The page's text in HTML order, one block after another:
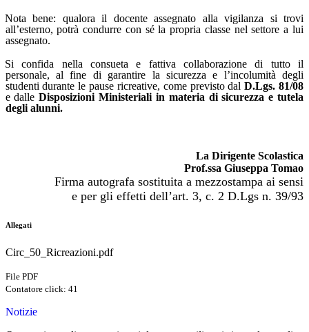
Nota bene: qualora il docente assegnato alla vigilanza si trovi
all’esterno, potrà condurre con sé la propria classe nel settore a lui
assegnato.
Si confida nella consueta e fattiva collaborazione di tutto il
personale, al fine di garantire la sicurezza e l’incolumità degli
studenti durante le pause ricreative, come previsto dalD.Lgs. 81/08
e dalleDisposizioni Ministeriali in materia di sicurezza e tutela
degli alunni.
La Dirigente Scolastica
Prof.ssa Giuseppa Tomao
Firma autografa sostituita a mezzostampa ai sensi
e per gli effetti dell’art. 3, c. 2 D.Lgs n. 39/93
Allegati
Circ_50_Ricreazioni.pdf
File PDF
Contatore click: 41
Notizie